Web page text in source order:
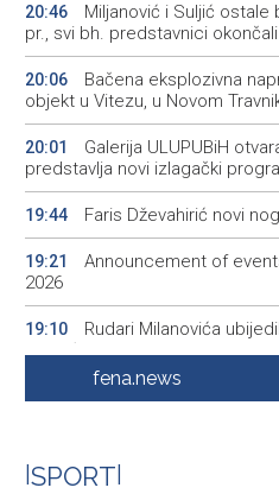
20:46
Miljanović i Suljić ostale
pr., svi bh. predstavnici
20:06
Bačena eksplozivna
objekt u Vitezu, u Novom
20:01
Galerija ULUPUBiH
predstavlja novi izlagački
19:44 Faris Dževahirić novi
19:21
Announcement of
2026
19:10
Rudari Milanovića
se već ponovo vratio u jamu
Sarajevo Film Festival
19:00 Najave događaja za 8.
fena.news
SPORT